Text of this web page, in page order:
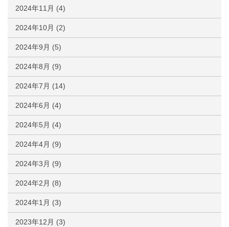
2024年11月 (4)
2024年10月 (2)
2024年9月 (5)
2024年8月 (9)
2024年7月 (14)
2024年6月 (4)
2024年5月 (4)
2024年4月 (9)
2024年3月 (9)
2024年2月 (8)
2024年1月 (3)
2023年12月 (3)